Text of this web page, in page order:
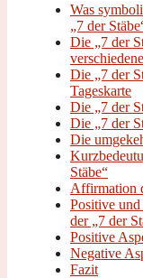
Was
„7 der
Die „7 der
Die „7 der
Tageskarte
Die „7 der
Die „7 der
Die
Stäbe“
Affirmation
Positive
der „7 der
Positive
Negative
Fazit